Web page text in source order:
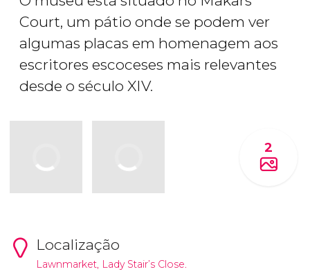
Court, um pátio onde se podem ver
algumas placas em homenagem aos
escritores escoceses mais relevantes
desde o século XIV.
2
Localização
Lawnmarket, Lady Stair’s Close.